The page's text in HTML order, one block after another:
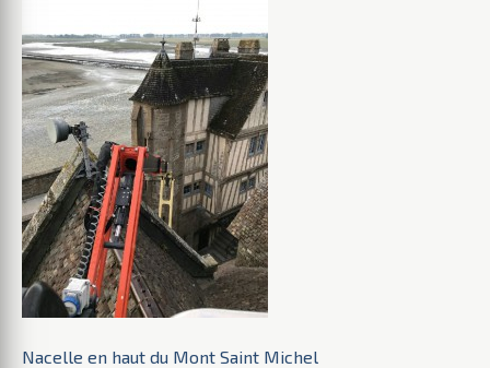
Nacelle en haut du Mont Saint Michel